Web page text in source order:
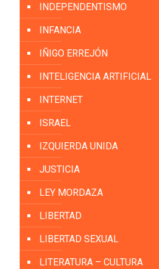
INDEPENDENTISMO
INFANCIA
IÑIGO ERREJÓN
INTELIGENCIA ARTIFICIAL
INTERNET
ISRAEL
IZQUIERDA UNIDA
JUSTICIA
LEY MORDAZA
LIBERTAD
LIBERTAD SEXUAL
LITERATURA – CULTURA